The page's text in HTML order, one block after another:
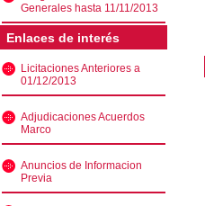
Generales hasta 11/11/2013
Enlaces de interés
Licitaciones Anteriores a
01/12/2013
Adjudicaciones Acuerdos
Marco
Anuncios de Informacion
Previa